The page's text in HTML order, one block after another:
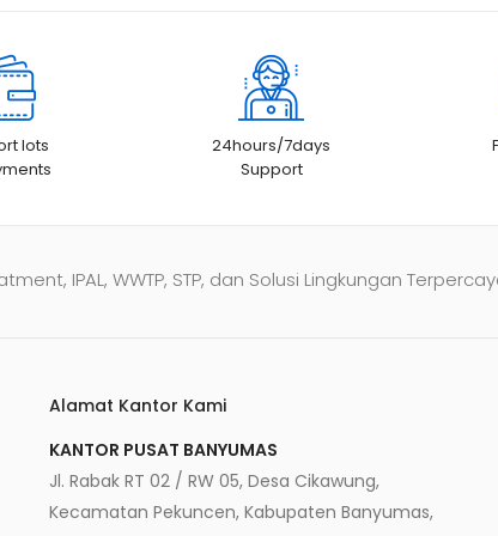
lots
24hours/7days
Support
IPAL, WWTP, STP, dan Solusi Lingkungan
Alamat Kantor Kami
KANTOR PUSAT BANYUMAS
Jl. Rabak RT 02 / RW 05, Desa Cikawung,
Kecamatan Pekuncen, Kabupaten Banyumas,